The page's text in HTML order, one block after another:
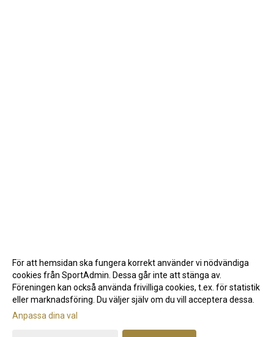
Gå till Webbversion
För att hemsidan ska fungera korrekt använder vi nödvändiga
cookies från SportAdmin. Dessa går inte att stänga av.
Föreningen kan också använda frivilliga cookies, t.ex. för statistik
eller marknadsföring. Du väljer själv om du vill acceptera dessa.
Anpassa dina val